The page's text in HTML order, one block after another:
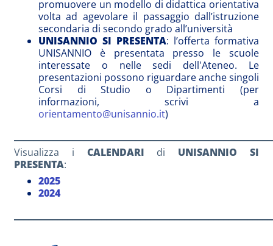
promuovere un modello di didattica orientativa
volta ad agevolare il passaggio dall’istruzione
secondaria di secondo grado all’università
UNISANNIO SI PRESENTA: l’offerta formativa
UNISANNIO è presentata presso le scuole
interessate o nelle sedi dell'Ateneo. Le
presentazioni possono riguardare anche singoli
Corsi di Studio o Dipartimenti (per
informazioni, scrivi a
orientamento@unisannio.it)
Visualizza i CALENDARI di UNISANNIO SI
PRESENTA:
2025
2024